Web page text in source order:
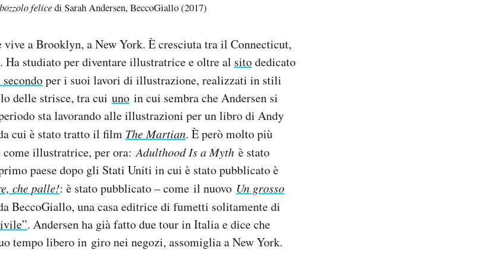
felicedi Sarah Andersen, BeccoGiallo (2017)
vive a Brooklyn, a New York. È cresciuta tra il Connecticut,
Ha studiato per diventare illustratrice e oltre al sitodedicato
secondoper i suoi lavori di illustrazione, realizzati in stili
delle strisce, tra cui uno in cui sembra che Andersen si
sta lavorando alle illustrazioni per un libro di Andy
cui è stato tratto il film The Martian. È però molto più
come illustratrice, per ora:Adulthood Is a Myth è stato
paese dopo gli Stati Uniti in cui è stato pubblicato è
che palle!: è stato pubblicato – come il nuovo Un grosso
BeccoGiallo, una casa editrice di fumetti solitamente di
. Andersen ha già fatto due tour in Italia e dice che
tempo libero in giro nei negozi, assomiglia a New York.